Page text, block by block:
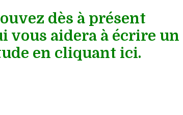
dès à présent
vous aidera à écrire un
en cliquant ici.